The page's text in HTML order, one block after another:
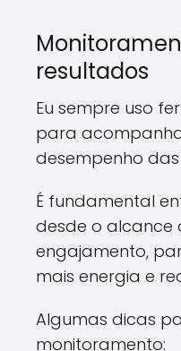
resultados
Eu sempre uso
para
desempenho
É fundamental
desde o alcance
engajamento,
mais energia e
Algumas dicas
monitoramento: